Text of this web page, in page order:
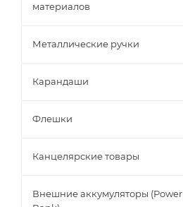
материалов
Металлические ручки
Карандаши
Флешки
Канцелярские товары
Внешние аккумуляторы (Power